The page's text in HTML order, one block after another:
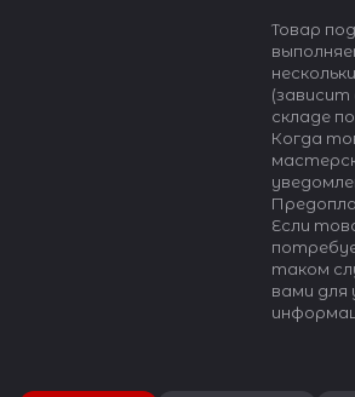
Товар
(зависит
складе
Когда
Если
таком
вами для